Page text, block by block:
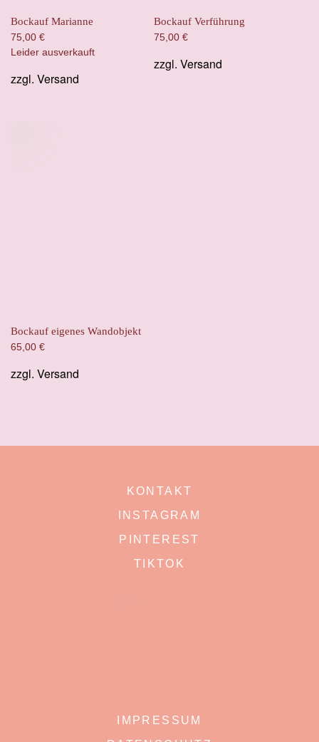
Bockauf Marianne
75,00 €
Leider ausverkauft
zzgl. Versand
Bockauf Verführung
75,00 €
zzgl. Versand
Bockauf eigenes Wandobjekt
65,00 €
zzgl. Versand
KONTAKT
INSTAGRAM
PINTEREST
TIKTOK
IMPRESSUM